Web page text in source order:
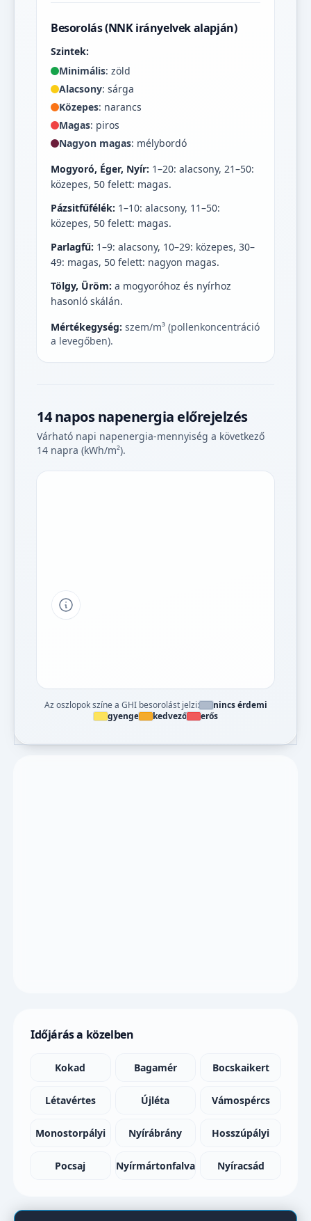
Besorolás (NNK irányelvek alapján)
Szintek:
Minimális: zöld
Alacsony: sárga
Közepes: narancs
Magas: piros
Nagyon magas: mélybordó
Mogyoró, Éger, Nyír: 1–20: alacsony, 21–50:
közepes, 50 felett: magas.
Pázsitfűfélék: 1–10: alacsony, 11–50:
közepes, 50 felett: magas.
Parlagfű: 1–9: alacsony, 10–29: közepes, 30–
49: magas, 50 felett: nagyon magas.
Tölgy, Üröm: a mogyoróhoz és nyírhoz
hasonló skálán.
Mértékegység: szem/m³ (pollenkoncentráció
a levegőben).
14 napos napenergia előrejelzés
Várható napi napenergia-mennyiség a következő
14 napra (kWh/m²).
Tipp a grafikon jelmagyarázatához
Az oszlopok színe a GHI besorolást jelzi:
nincs érdemi
gyenge
kedvező erős
Időjárás a közelben
Kokad Bagamér Bocskaikert
Létavértes Újléta Vámospércs
Monostorpályi Nyírábrány Hosszúpályi
Pocsaj Nyírmártonfalva Nyíracsád